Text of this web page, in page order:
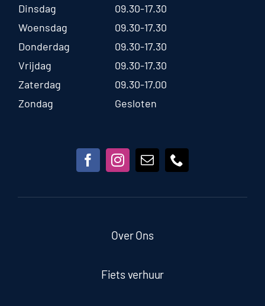
Dinsdag
09.30-17.30
Woensdag
09.30-17.30
Donderdag
09.30-17.30
Vrijdag
09.30-17.30
Zaterdag
09.30-17.00
Zondag
Gesloten
Over Ons
Fiets verhuur